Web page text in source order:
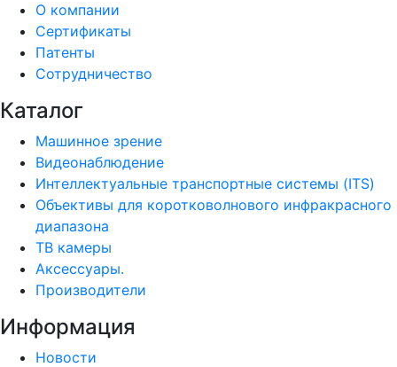
О компании
Сертификаты
Патенты
Сотрудничество
Каталог
Машинное зрение
Видеонаблюдение
Интеллектуальные транспортные системы (ITS)
Объективы для коротковолнового инфракрасного
диапазона
ТВ камеры
Аксессуары.
Производители
Информация
Новости